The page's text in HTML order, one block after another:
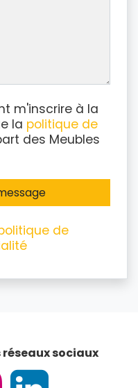
m'inscrire à la
la politique de
des Meubles
de
sociaux